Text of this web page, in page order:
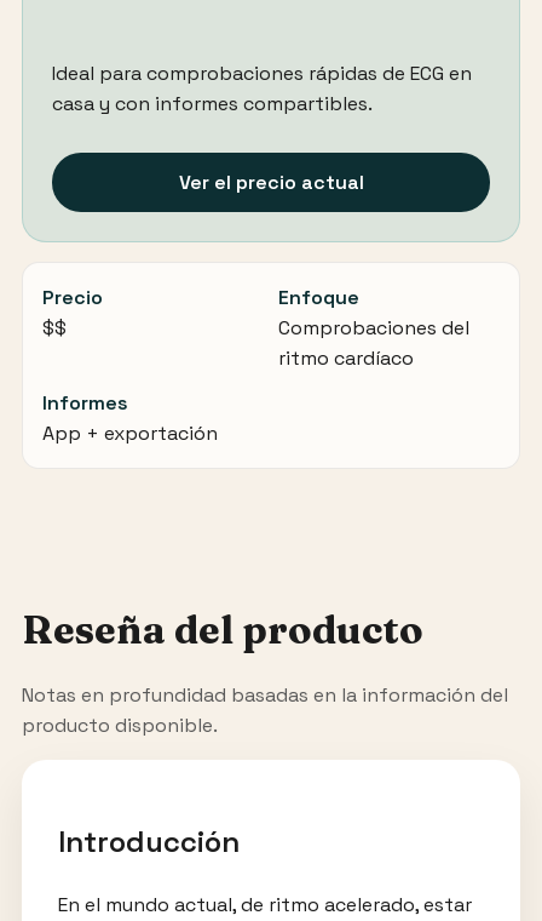
Ideal para comprobaciones rápidas de ECG en
casa y con informes compartibles.
Ver el precio actual
Precio
$$
Enfoque
Comprobaciones del
ritmo cardíaco
Informes
App + exportación
Reseña del producto
Notas en profundidad basadas en la información del
producto disponible.
Introducción
En el mundo actual, de ritmo acelerado, estar